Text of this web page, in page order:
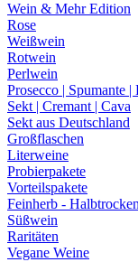
Wein & Mehr Edition
Rose
Weißwein
Rotwein
Perlwein
Prosecco | Spumante |
Sekt | Cremant | Cava
Sekt aus Deutschland
Großflaschen
Literweine
Probierpakete
Vorteilspakete
Feinherb - Halbtrocken
Süßwein
Raritäten
Vegane Weine